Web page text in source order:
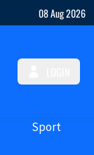
08 Aug 2026
Sport